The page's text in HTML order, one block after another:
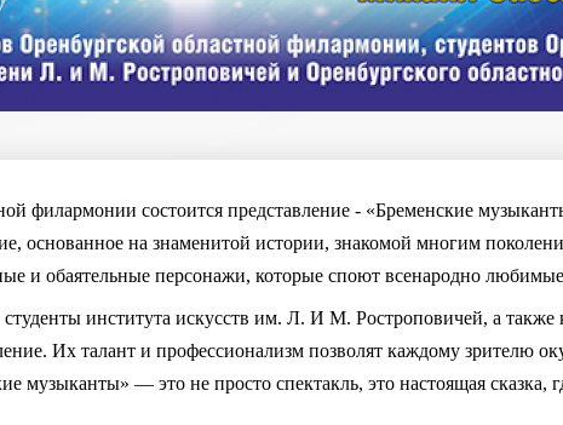
филармонии состоится представление - «Бременские
основанное на знаменитой истории, знакомой многим
и обаятельные персонажи, которые споют всенародно
института искусств им. Л. И М. Ростроповичей, а также
Их талант и профессионализм позволят каждому зрителю
музыканты» — это не просто спектакль, это настоящая